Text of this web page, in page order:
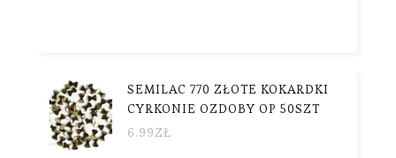
SEMILAC 770 ZŁOTE KOKARDKI
CYRKONIE OZDOBY OP 50SZT
6.99ZŁ